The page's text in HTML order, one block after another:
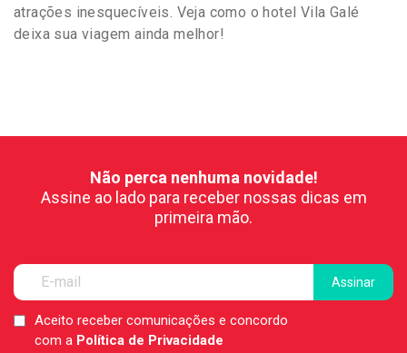
atrações inesquecíveis. Veja como o hotel Vila Galé
deixa sua viagem ainda melhor!
Não perca nenhuma novidade!
Assine ao lado para receber nossas dicas em
primeira mão.
LGPDAceito receber comunicações e concordo
com a Política de Privacidade